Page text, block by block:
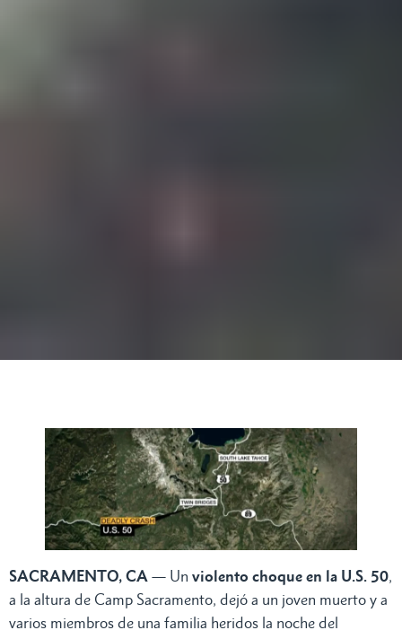
SACRAMENTO, CA — Un violento choque en la U.S. 50,
a la altura de Camp Sacramento, dejó a un joven muerto y a
varios miembros de una familia heridos la noche del